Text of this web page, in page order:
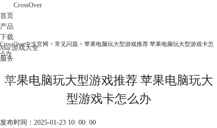
CrossOver
首页
产品
下载
Mac游戏大全
服务
购买
CrossOver中文官网 > 常见问题 > 苹果电脑玩大型游戏推荐 苹果电脑玩大型游戏卡怎
么办
苹果电脑玩大型游戏推荐 苹果电脑玩大
型游戏卡怎么办
发布时间：2025-01-23 10: 00: 00